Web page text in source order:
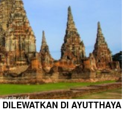
DI AYUTTHAYA